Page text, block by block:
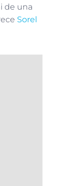
de una
Sorel